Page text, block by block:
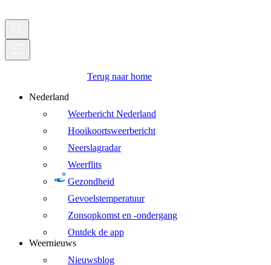
Terug naar home
Nederland
Weerbericht Nederland
Hooikoortsweerbericht
Neerslagradar
Weerflits
Gezondheid
Gevoelstemperatuur
Zonsopkomst en -ondergang
Ontdek de app
Weernieuws
Nieuwsblog